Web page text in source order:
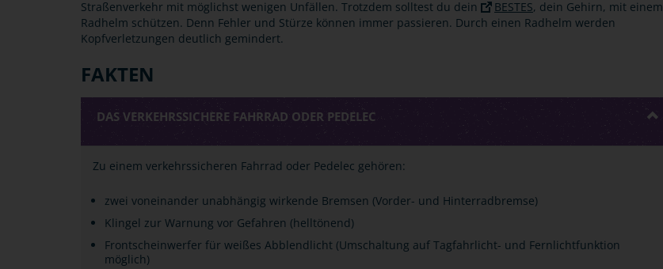
Straßenverkehr mit möglichst wenigen Unfällen. Trotzdem solltest du dein
BESTES, dein Gehirn, mit einem
Radhelm schützen. Denn Fehler und Stürze können immer passieren. Durch einen Radhelm werden
Kopfverletzungen deutlich gemindert.
FAKTEN
DAS VERKEHRSSICHERE FAHRRAD ODER PEDELEC
Zu einem verkehrssicheren Fahrrad oder Pedelec gehören:
zwei voneinander unabhängig wirkende Bremsen (Vorder- und Hinterradbremse)
Klingel zur Warnung vor Gefahren (helltönend)
Frontscheinwerfer für weißes Abblendlicht (Umschaltung auf Tagfahrlicht- und Fernlichtfunktion
möglich)